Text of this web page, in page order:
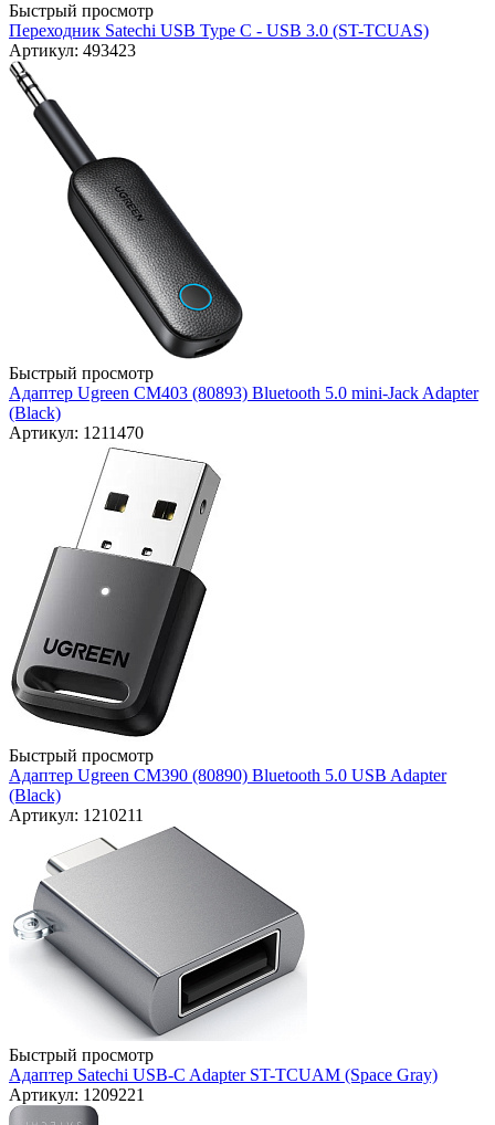
Быстрый просмотр
Переходник Satechi USB Type C - USB 3.0 (ST-TCUAS)
Артикул: 493423
Быстрый просмотр
Адаптер Ugreen CM403 (80893) Bluetooth 5.0 mini-Jack Adapter
(Black)
Артикул: 1211470
Быстрый просмотр
Адаптер Ugreen CM390 (80890) Bluetooth 5.0 USB Adapter
(Black)
Артикул: 1210211
Быстрый просмотр
Адаптер Satechi USB-C Adapter ST-TCUAM (Space Gray)
Артикул: 1209221